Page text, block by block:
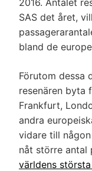
SAS det året,
bland de
Förutom dessa
resenären byta
Frankfurt,
andra
vidare till
nåt större antal
världens